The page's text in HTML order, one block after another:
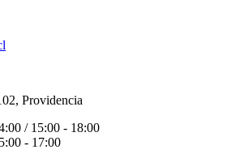
Providencia
/ 15:00 - 18:00
- 17:00